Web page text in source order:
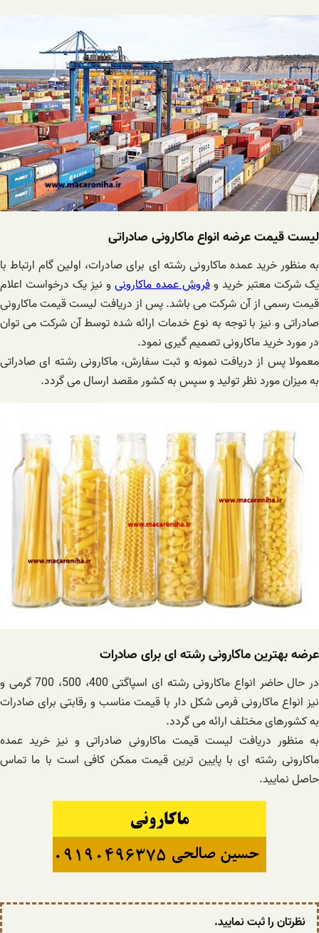
لیست قیمت عرضه انواع ماکارونی صادراتی
به منظور خرید عمده ماکارونی رشته ای برای صادرات، اولین گام ارتباط با
یک شرکت معتبر خرید وفروش عمده ماکارونیو نیز یک درخواست اعلام
قیمت رسمی از آن شرکت می باشد. پس از دریافت لیست قیمت ماکارونی
صادراتی و نیز با توجه به نوع خدمات ارائه شده توسط آن شرکت می توان
در مورد خرید ماکارونی تصمیم گیری نمود.
معمولا پس از دریافت نمونه و ثبت سفارش، ماکارونی رشته ای صادراتی
به میزان مورد نظر تولید و سپس به کشور مقصد ارسال می گردد.
عرضه بهترین ماکارونی رشته ای برای صادرات
در حال حاضر انواع ماکارونی رشته ای اسپاگتی 400، 500، 700 گرمی و
نیز انواع ماکارونی فرمی شکل دار با قیمت مناسب و رقابتی برای صادرات
به کشورهای مختلف ارائه می گردد.
به منظور دریافت لیست قیمت ماکارونی صادراتی و نیز خرید عمده
ماکارونی رشته ای با پایین ترین قیمت ممکن کافی است با ما تماس
حاصل نمایید.
نظرتان را ثبت نمایید.